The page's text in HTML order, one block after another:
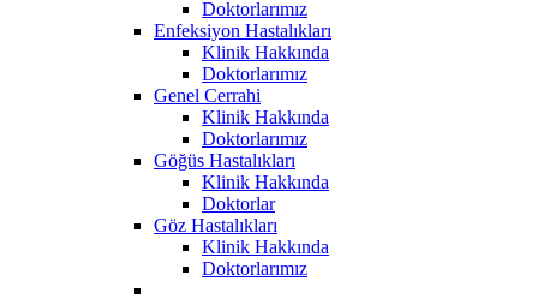
Doktorlarımız
Enfeksiyon Hastalıkları
Klinik Hakkında
Doktorlarımız
Genel Cerrahi
Klinik Hakkında
Doktorlarımız
Göğüs Hastalıkları
Klinik Hakkında
Doktorlar
Göz Hastalıkları
Klinik Hakkında
Doktorlarımız